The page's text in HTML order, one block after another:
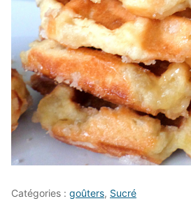
Catégories : goûters, Sucré